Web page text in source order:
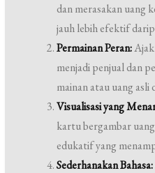
dan merasakan uang
jauh lebih efektif
Permainan Peran:
menjadi penjual dan
mainan atau uang asli
Visualisasi yang
kartu bergambar
edukatif yang
Sederhanakan Bahasa: